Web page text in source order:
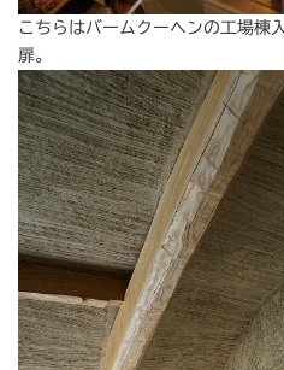
こちらはバームクーヘンの工場棟
扉。